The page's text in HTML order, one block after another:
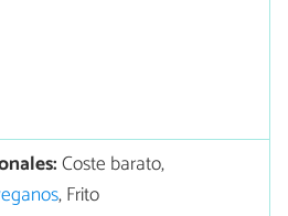
Coste barato,
, Frito